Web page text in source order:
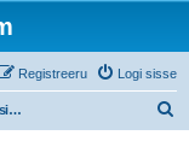
Logi sisse
Registreeru
Filateelia-alased küsimused, vastused ja nõuanded